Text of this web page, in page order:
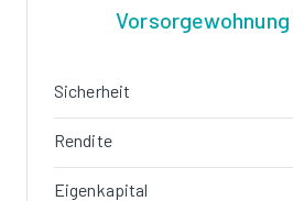
Sicherheit
Rendite
Eigenkapital